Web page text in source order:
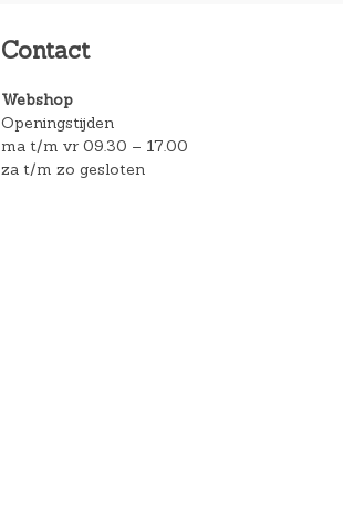
Contact
Webshop
Openingstijden
ma t/m vr 09.30 – 17.00
za t/m zo gesloten